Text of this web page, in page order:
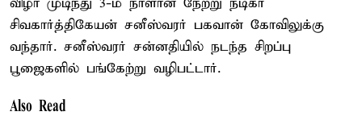
சிவகார்த்திகேயன் சனீஸ்வரர் பகவான் கோவிலுக்கு
வந்தார். சனீஸ்வரர் சன்னதியில் நடந்த சிறப்பு
பூஜைகளில் பங்கேற்று வழிபட்டார்.
Also Read